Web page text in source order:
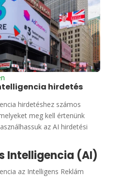
hirdetés
hirdetéshez számos
meg kell értenünk
az AI hirdetési
Intelligencia (AI)
az Intelligens Reklám